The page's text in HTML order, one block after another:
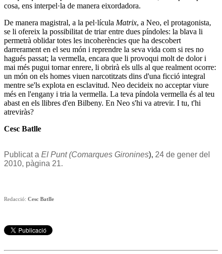
cosa, ens interpel·la de manera eixordadora.
De manera magistral, a la pel·lícula Matrix, a Neo, el protagonista,
se li ofereix la possibilitat de triar entre dues píndoles: la blava li
permetrà oblidar totes les incoherències que ha descobert
darrerament en el seu món i reprendre la seva vida com si res no
hagués passat; la vermella, encara que li provoqui molt de dolor i
mai més pugui tornar enrere, li obrirà els ulls al que realment ocorre:
un món on els homes viuen narcotitzats dins d'una ficció integral
mentre se'ls explota en esclavitud. Neo decideix no acceptar viure
més en l'engany i tria la vermella. La teva píndola vermella és al teu
abast en els llibres d'en Bilbeny. En Neo s'hi va atrevir. I tu, t'hi
atreviràs?
Cesc Batlle
Publicat a El Punt (Comarques Gironines), 24 de gener del
2010, pàgina 21.
Redacció: Cesc Batlle